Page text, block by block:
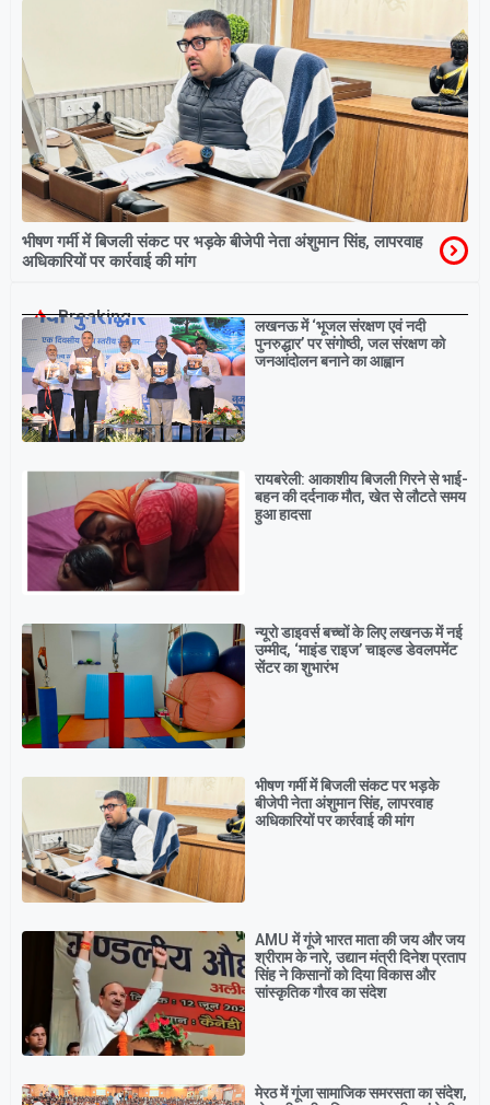
भीषण गर्मी में बिजली संकट पर भड़के बीजेपी नेता अंशुमान सिंह, लापरवाह
अधिकारियों पर कार्रवाई की मांग
Breaking
लखनऊ में ‘भूजल संरक्षण एवं नदी
पुनरुद्धार’ पर संगोष्ठी, जल संरक्षण को
जनआंदोलन बनाने का आह्वान
रायबरेली: आकाशीय बिजली गिरने से भाई-
बहन की दर्दनाक मौत, खेत से लौटते समय
हुआ हादसा
न्यूरो डाइवर्स बच्चों के लिए लखनऊ में नई
उम्मीद, ‘माइंड राइज’ चाइल्ड डेवलपमेंट
सेंटर का शुभारंभ
भीषण गर्मी में बिजली संकट पर भड़के
बीजेपी नेता अंशुमान सिंह, लापरवाह
अधिकारियों पर कार्रवाई की मांग
AMU में गूंजे भारत माता की जय और जय
श्रीराम के नारे, उद्यान मंत्री दिनेश प्रताप
सिंह ने किसानों को दिया विकास और
सांस्कृतिक गौरव का संदेश
मेरठ में गूंजा सामाजिक समरसता का संदेश,